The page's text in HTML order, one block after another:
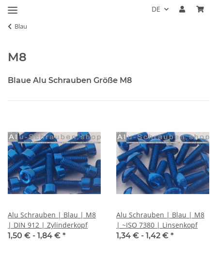
DE
Blau
M8
Blaue Alu Schrauben Größe M8
Alu Schrauben | Blau | M8
| DIN 912 | Zylinderkopf
1,50 € - 1,84 € *
Alu Schrauben | Blau | M8
| ~ISO 7380 | Linsenkopf
1,34 € - 1,42 € *